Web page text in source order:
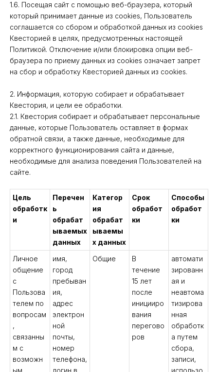
1.6. Посещая сайт с помощью веб-браузера, который
который принимает данные из cookies, Пользователь
соглашается со сбором и обработкой данных из cookies
Квесторией в целях, предусмотренных настоящей
Политикой. Отключение и/или блокировка опции веб-
браузера по приему данных из cookies означает запрет
на сбор и обработку Квесторией данных из cookies.
2. Информация, которую собирает и обрабатывает
Квестория, и цели ее обработки.
2.1. Квестория собирает и обрабатывает персональные
данные, которые Пользователь оставляет в формах
обратной связи, а также данные, необходимые для
корректного функционирования сайта и данные,
необходимые для анализа поведения Пользователей на
сайте.
Цель
обработк
и
Перечен
ь
обрабат
ываемых
данных
Категор
ия
обрабат
ываемы
х данных
Срок
обработ
ки
Способы
обработ
ки
Личное
общение
с
Пользова
телем по
вопросам
,
связанны
м с
возможн
ым
имя,
город
пребыван
ия,
адрес
электрон
ной
почты,
номер
телефона,
логин в
Общие
В
течение
15 лет
после
иницииро
вания
перегово
ров
автомати
зированн
ая и
неавтома
тизирова
нная
обработк
а путем
сбора,
записи,
использо